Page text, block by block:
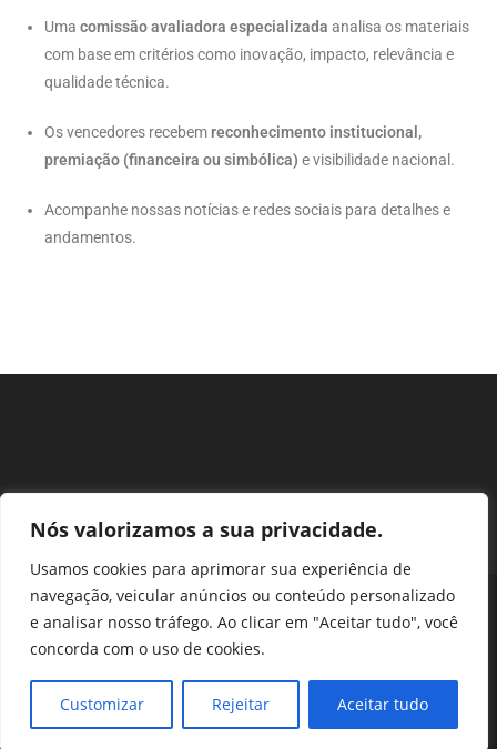
Nós valorizamos a sua privacidade.
Usamos cookies para aprimorar sua experiência de
navegação, veicular anúncios ou conteúdo personalizado
e analisar nosso tráfego. Ao clicar em "Aceitar tudo", você
concorda com o uso de cookies.
Customizar Rejeitar Aceitar tudo
Uma comissão avaliadora especializada analisa os materiais
com base em critérios como inovação, impacto, relevância e
qualidade técnica.
Os vencedores recebemreconhecimento institucional,
premiação (financeira ou simbólica) e visibilidade nacional.
Acompanhe nossas notícias e redes sociais para detalhes e
andamentos.
Perguntas Frequentes
Ouvidoria
Transparência e prestação de contas
Assessoria de Imprensa
Setor de Autarquias Sul 1 Bloco L Edificio CFA - Asa Sul, Brasília -
DF, 70070-932 | Telefone: (61) 3218-1800 | cfa@cfa.org.br |
Copyright - 2024 CFA | All Rights Reserved | Powered by CFA